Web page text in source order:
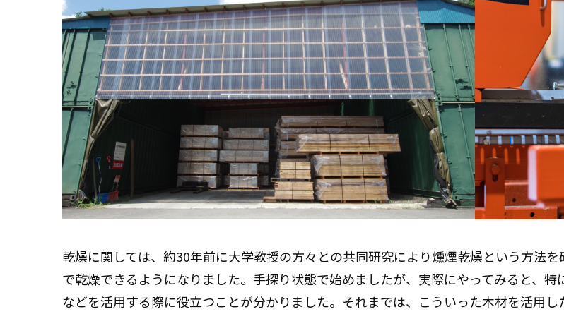
乾燥に関しては、約30年前に大学教授の方々との共同研究により燻煙乾燥という方法
で乾燥できるようになりました。手探り状態で始めましたが、実際にやってみると、
などを活用する際に役立つことが分かりました。それまでは、こういった木材を活用